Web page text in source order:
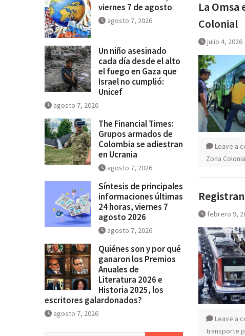
Breves del mundo, viernes 7 de
La
Colonial
julio 4, 2026
Leave a
Zona
febrero 9,
Leave a
transporte
viernes 7 de agosto
agosto 7, 2026
Un niño asesinado
cada día desde el alto
el fuego en Gaza que
Israel no cumplió:
Unicef
agosto 7, 2026
The Financial Times:
Grupos armados de
Colombia se adiestran
en Ucrania
agosto 7, 2026
Síntesis de principales
informaciones últimas
24 horas, viernes 7
agosto 2026
agosto 7, 2026
Quiénes son y por qué
ganaron los Premios
Anuales de
Literatura 2026 e
Historia 2025, los
escritores galardonados?
agosto 7, 2026